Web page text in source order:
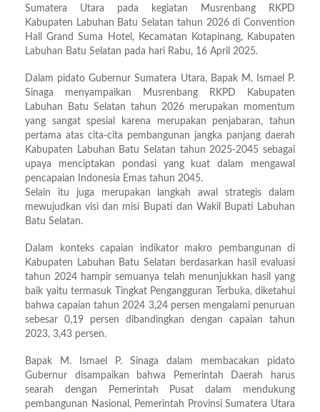
Sumatera Utara pada kegiatan Musrenbang RKPD
Kabupaten Labuhan Batu Selatan tahun 2026 di Convention
Hall Grand Suma Hotel, Kecamatan Kotapinang, Kabupaten
Labuhan Batu Selatan pada hari Rabu, 16 April 2025.
Dalam pidato Gubernur Sumatera Utara, Bapak M. Ismael P.
Sinaga menyampaikan Musrenbang RKPD Kabupaten
Labuhan Batu Selatan tahun 2026 merupakan momentum
yang sangat spesial karena merupakan penjabaran, tahun
pertama atas cita-cita pembangunan jangka panjang daerah
Kabupaten Labuhan Batu Selatan tahun 2025-2045 sebagai
upaya menciptakan pondasi yang kuat dalam mengawal
pencapaian Indonesia Emas tahun 2045.
Selain itu juga merupakan langkah awal strategis dalam
mewujudkan visi dan misi Bupati dan Wakil Bupati Labuhan
Batu Selatan.
Dalam konteks capaian indikator makro pembangunan di
Kabupaten Labuhan Batu Selatan berdasarkan hasil evaluasi
tahun 2024 hampir semuanya telah menunjukkan hasil yang
baik yaitu termasuk Tingkat Pengangguran Terbuka, diketahui
bahwa capaian tahun 2024 3,24 persen mengalami penuruan
sebesar 0,19 persen dibandingkan dengan capaian tahun
2023, 3,43 persen.
Bapak M. Ismael P. Sinaga dalam membacakan pidato
Gubernur disampaikan bahwa Pemerintah Daerah harus
searah dengan Pemerintah Pusat dalam mendukung
pembangunan Nasional, Pemerintah Provinsi Sumatera Utara